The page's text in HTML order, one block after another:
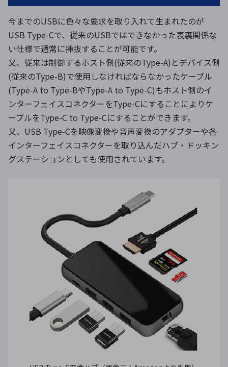
今までのUSBに色々な要求を取り入れて生まれたのが
USB Type-Cで、従来のUSBではできなかった表裏関係な
い仕様で通常に挿抜することが可能です。
又、従来は制御するホスト側(従来のType-A)とデバイス側
(従来のType-B)で使用しなければならなかったケーブル
(Type-A to Type-BやType-A to Type-C)もホスト側のイ
ンターフェイスコネクターをType-Cにすることによりケ
ーブルをType-C to Type-Cにすることができます。
又、USB Type-Cを映像変換や音声変換のアダプターや各
インターフェイスコネクターを取り込んだハブ・ドッキン
グステーションとしても使用されています。